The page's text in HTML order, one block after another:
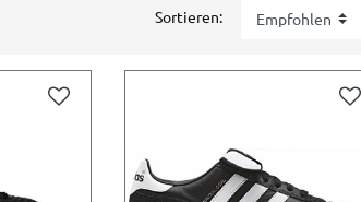
Sortieren: